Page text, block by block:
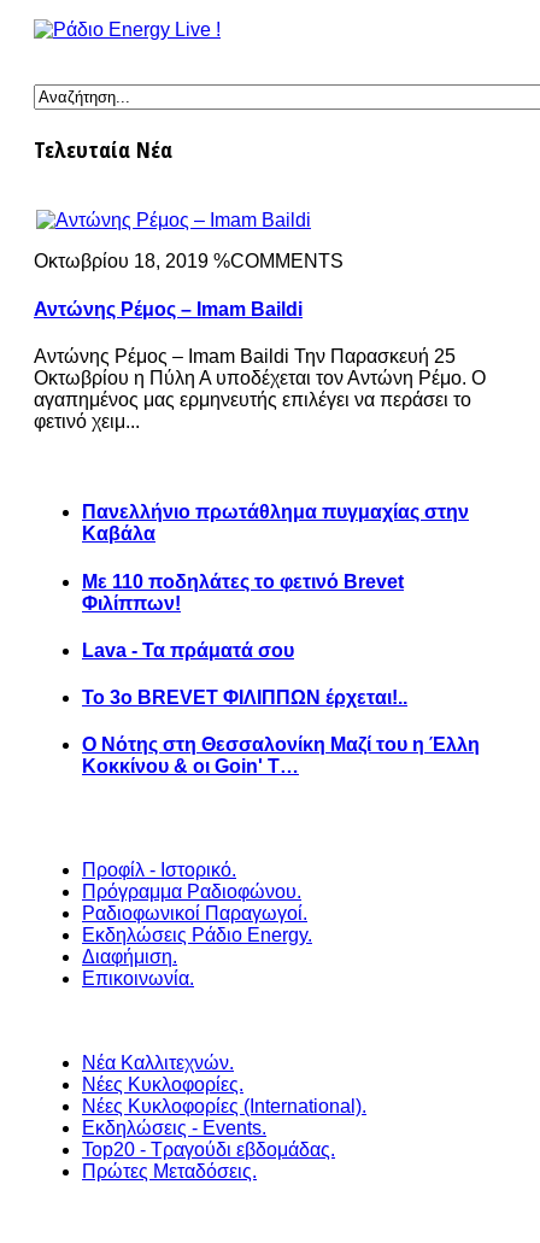
Τελευταία Νέα
Οκτωβρίου 18, 2019 %COMMENTS
Αντώνης Ρέμος – Imam Baildi
Αντώνης Ρέμος – Imam Baildi Την Παρασκευή 25
Οκτωβρίου η Πύλη Α υποδέχεται τον Αντώνη Ρέμο. Ο
αγαπημένος μας ερμηνευτής επιλέγει να περάσει το
φετινό χειμ...
Πανελλήνιο πρωτάθλημα πυγμαχίας στην
Καβάλα
Με 110 ποδηλάτες το φετινό Brevet
Φιλίππων!
Lava - Τα πράματά σου
Το 3ο BREVET ΦΙΛΙΠΠΩΝ έρχεται!..
Ο Νότης στη Θεσσαλονίκη Μαζί του η Έλλη
Κοκκίνου & οι Goin' T…
Προφίλ - Ιστορικό.
Πρόγραμμα Ραδιοφώνου.
Ραδιοφωνικοί Παραγωγοί.
Εκδηλώσεις Ράδιο Energy.
Διαφήμιση.
Επικοινωνία.
Νέα Καλλιτεχνών.
Νέες Κυκλοφορίες.
Νέες Κυκλοφορίες (International).
Εκδηλώσεις - Events.
Top20 - Τραγούδι εβδομάδας.
Πρώτες Μεταδόσεις.